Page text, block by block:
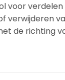
voor
verwijderen
de richting